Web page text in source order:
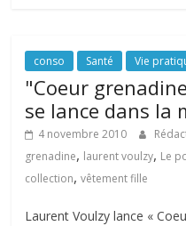
conso Santé Vie
"Coeur
se lance dans la
4 novembre 2010
grenadine, laurent voulzy, Le
collection,vêtement fille
Laurent Voulzy lance «